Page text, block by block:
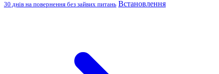
30 днів на повернення без зайвих питань Встановлення